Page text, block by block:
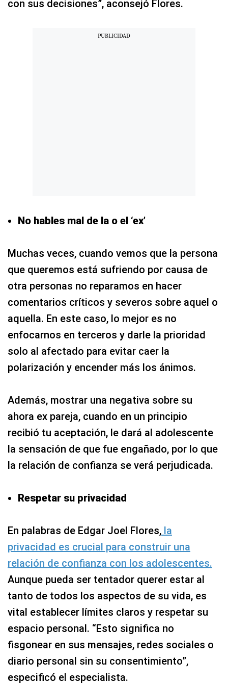
con sus decisiones”, aconsejó Flores.
No hables mal de la o el ‘ex’
Muchas veces, cuando vemos que la persona
que queremos está sufriendo por causa de
otra personas no reparamos en hacer
comentarios críticos y severos sobre aquel o
aquella. En este caso, lo mejor es no
enfocarnos en terceros y darle la prioridad
solo al afectado para evitar caer la
polarización y encender más los ánimos.
Además, mostrar una negativa sobre su
ahora ex pareja, cuando en un principio
recibió tu aceptación, le dará al adolescente
la sensación de que fue engañado, por lo que
la relación de confianza se verá perjudicada.
Respetar su privacidad
En palabras de Edgar Joel Flores, la
privacidad es crucial para construir una
relación de confianza con los adolescentes.
Aunque pueda ser tentador querer estar al
tanto de todos los aspectos de su vida, es
vital establecer límites claros y respetar su
espacio personal. “Esto significa no
fisgonear en sus mensajes, redes sociales o
diario personal sin su consentimiento”,
especificó el especialista.